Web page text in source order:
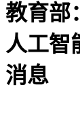
教育部
人工智
消息